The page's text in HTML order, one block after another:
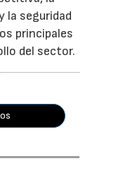
la seguridad
principales
del sector.